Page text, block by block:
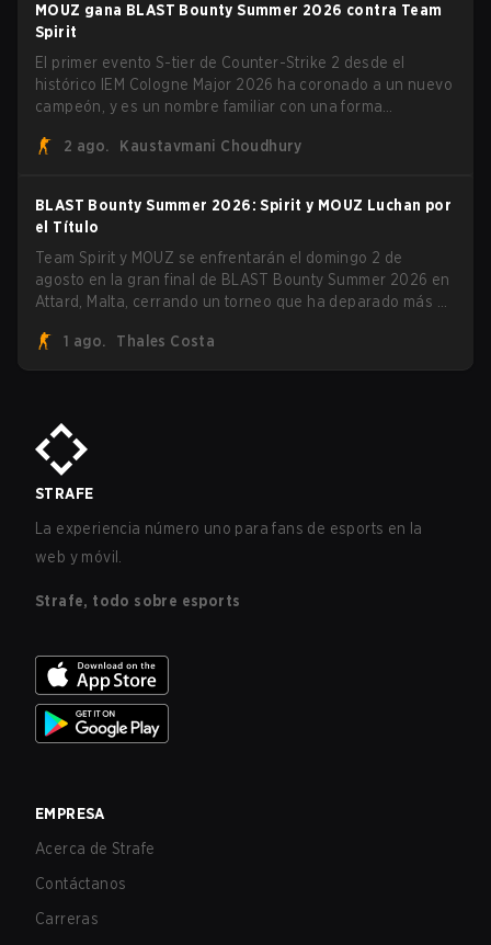
burlándose del head coach de Vitality Rémy "XTQZZZ"
Quoniam en el proceso.
MOUZ gana BLAST Bounty Summer 2026 contra Team
Spirit
El primer evento S-tier de Counter-Strike 2 desde el
histórico IEM Cologne Major 2026 ha coronado a un nuevo
campeón, y es un nombre familiar con una forma
roster y cambios de roles, arrolló a Team Spirit en una
2 ago. Kaustavmani Choudhury
BLAST Bounty Summer 2026: Spirit y MOUZ Luchan por
el Título
Team Spirit y MOUZ se enfrentarán el domingo 2 de
agosto en la gran final de BLAST Bounty Summer 2026 en
Attard, Malta, cerrando un torneo que ha deparado más de
1 ago.
Thales Costa
STRAFE
La experiencia número uno para fans de esports en la
web y móvil.
Strafe, todo sobre esports
EMPRESA
Acerca de Strafe
Contáctanos
Carreras